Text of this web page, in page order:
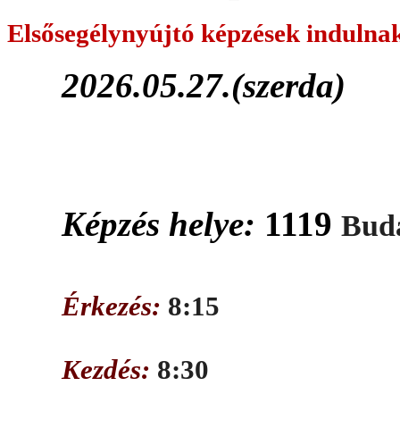
Elsősegélynyújtó képzések
2026.05.27.(szerda)
Képzés helye: 1119
Érkezés: 8:15
Kezdés: 8:30